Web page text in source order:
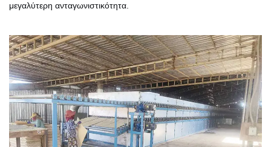
μεγαλύτερη ανταγωνιστικότητα.